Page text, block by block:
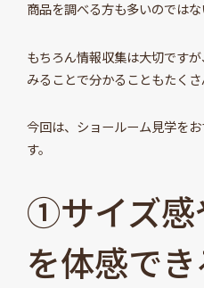
商品を調べる方も多いのでは
もちろん情報収集は大切です
みることで分かることもたくさ
今回は、ショールーム見学を
す。
①サイズ感
を体感でき